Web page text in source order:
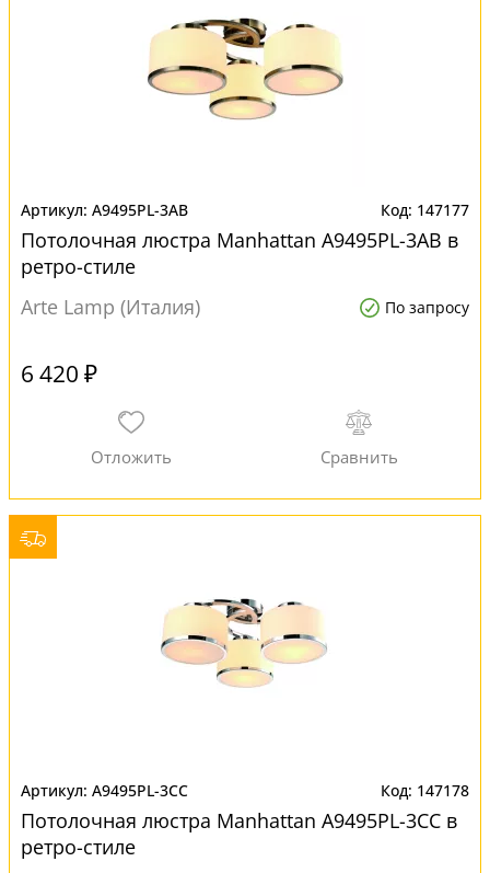
A9495PL-3AB 147177
Потолочная люстра Manhattan A9495PL-3AB в
ретро-стиле
Arte Lamp (Италия)
По запросу
6 420 ₽
A9495PL-3CC 147178
Потолочная люстра Manhattan A9495PL-3CC в
ретро-стиле